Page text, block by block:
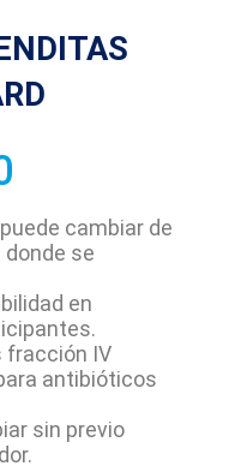
cambiar de
se
en
fracción IV
antibióticos
sin previo